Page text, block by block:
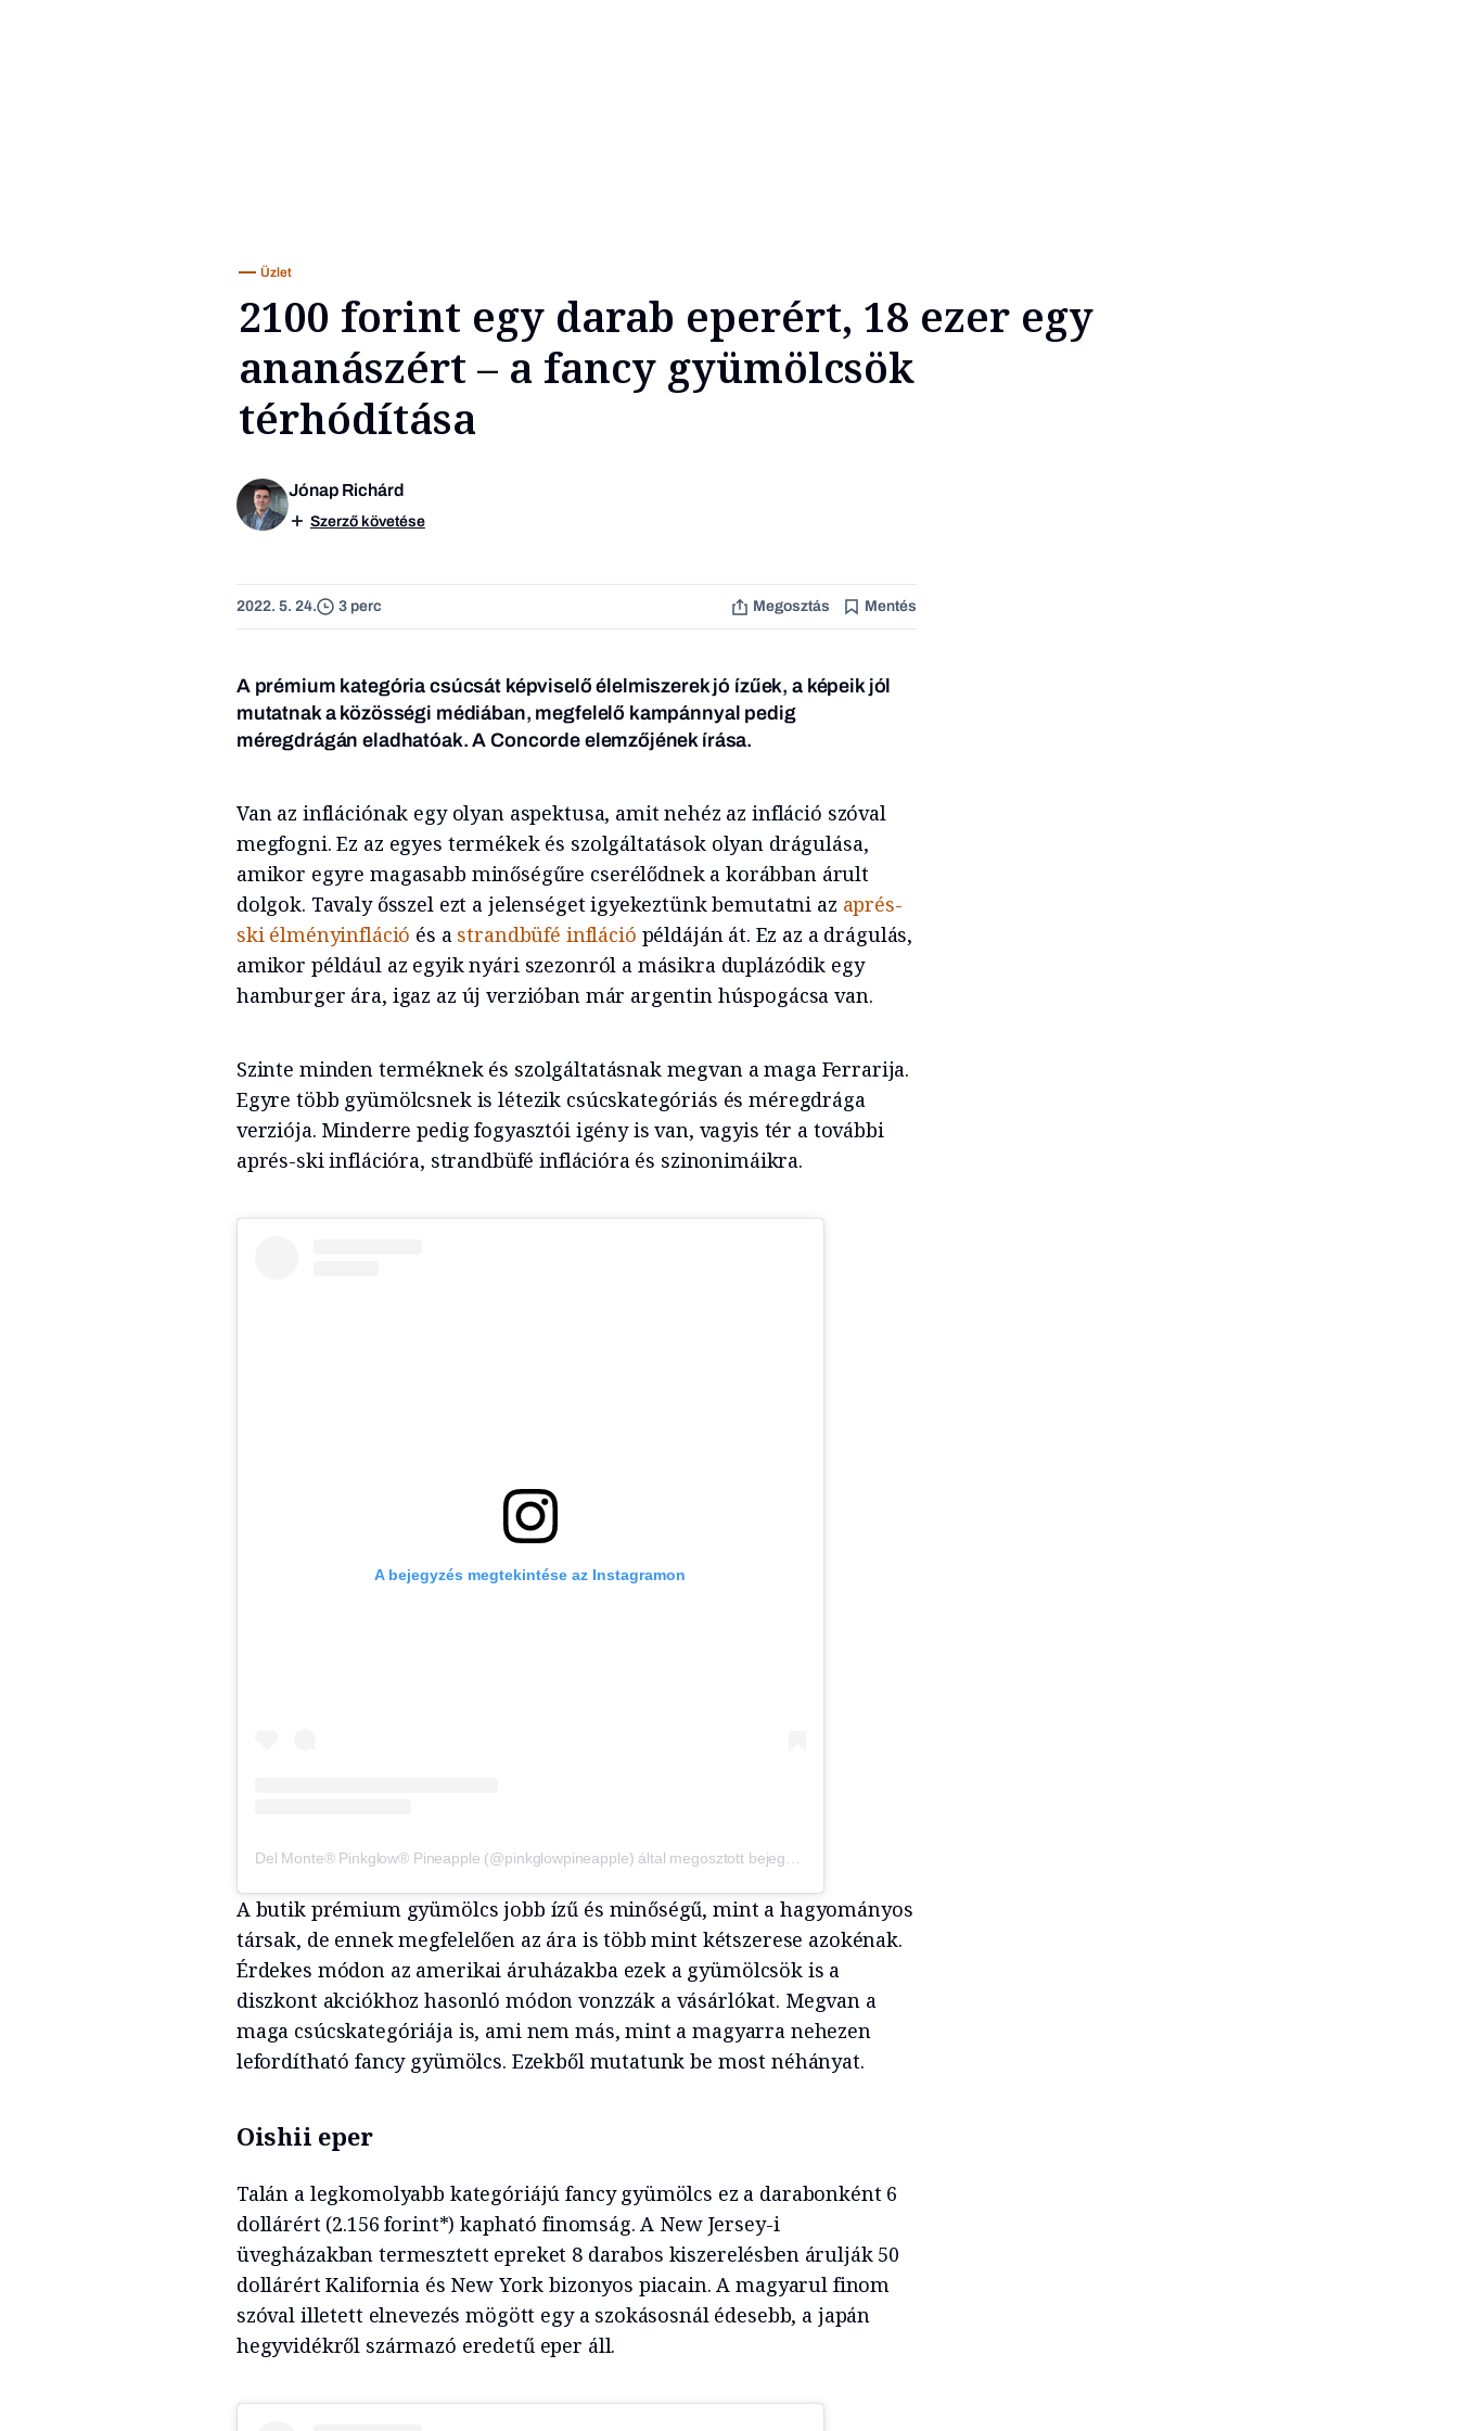
Üzlet
2100 forint egy darab eperért, 18 ezer egy
ananászért – a fancy gyümölcsök
térhódítása
Jónap Richárd
Szerző követése
2022. 5. 24. 3 perc Megosztás Mentés
A prémium kategória csúcsát képviselő élelmiszerek jó ízűek, a képeik jól
mutatnak a közösségi médiában, megfelelő kampánnyal pedig
méregdrágán eladhatóak. A Concorde elemzőjének írása.
Van az inflációnak egy olyan aspektusa, amit nehéz az infláció szóval
megfogni. Ez az egyes termékek és szolgáltatások olyan drágulása,
amikor egyre magasabb minőségűre cserélődnek a korábban árult
dolgok. Tavaly ősszel ezt a jelenséget igyekeztünk bemutatni az aprés-
ski élményinfláció és a strandbüfé infláció példáján át. Ez az a drágulás,
amikor például az egyik nyári szezonról a másikra duplázódik egy
hamburger ára, igaz az új verzióban már argentin húspogácsa van.
Szinte minden terméknek és szolgáltatásnak megvan a maga Ferrarija.
Egyre több gyümölcsnek is létezik csúcskategóriás és méregdrága
verziója. Minderre pedig fogyasztói igény is van, vagyis tér a további
aprés-ski inflációra, strandbüfé inflációra és szinonimáikra.
A bejegyzés megtekintése az Instagramon
A butik prémium gyümölcs jobb ízű és minőségű, mint a hagyományos
társak, de ennek megfelelően az ára is több mint kétszerese azokénak.
Érdekes módon az amerikai áruházakba ezek a gyümölcsök is a
diszkont akciókhoz hasonló módon vonzzák a vásárlókat. Megvan a
maga csúcskategóriája is, ami nem más, mint a magyarra nehezen
lefordítható fancy gyümölcs. Ezekből mutatunk be most néhányat.
Oishii eper
Talán a legkomolyabb kategóriájú fancy gyümölcs ez a darabonként 6
dollárért (2.156 forint*) kapható finomság. A New Jersey-i
üvegházakban termesztett epreket 8 darabos kiszerelésben árulják 50
dollárért Kalifornia és New York bizonyos piacain. A magyarul finom
szóval illetett elnevezés mögött egy a szokásosnál édesebb, a japán
hegyvidékről származó eredetű eper áll.